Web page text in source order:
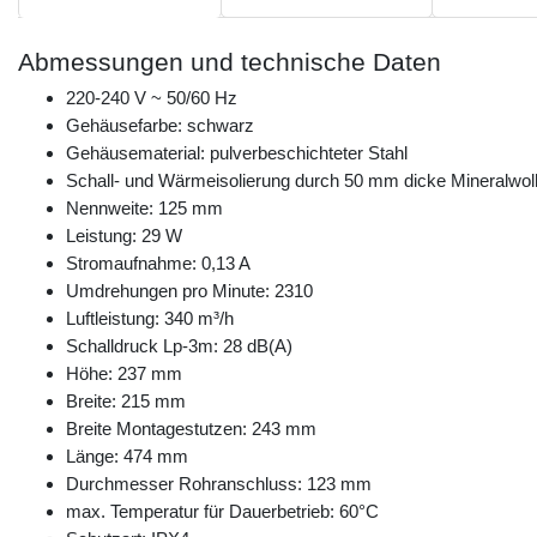
Abmessungen und technische Daten
220-240 V ~ 50/60 Hz
Gehäusefarbe: schwarz
Gehäusematerial: pulverbeschichteter Stahl
Schall- und Wärmeisolierung durch 50 mm dicke
Nennweite: 125 mm
Leistung: 29 W
Stromaufnahme: 0,13 A
Umdrehungen pro Minute: 2310
Luftleistung: 340 m³/h
Schalldruck Lp-3m: 28 dB(A)
Höhe: 237 mm
Breite: 215 mm
Breite Montagestutzen: 243 mm
Länge: 474 mm
Durchmesser Rohranschluss: 123 mm
max. Temperatur für Dauerbetrieb: 60°C